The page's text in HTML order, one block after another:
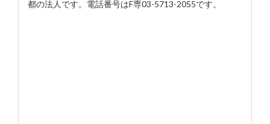
都の法人です。電話番号はF専03-5713-2055です。